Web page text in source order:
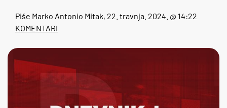
Piše Marko Antonio Mitak, 22. travnja. 2024. @ 14:22
KOMENTARI